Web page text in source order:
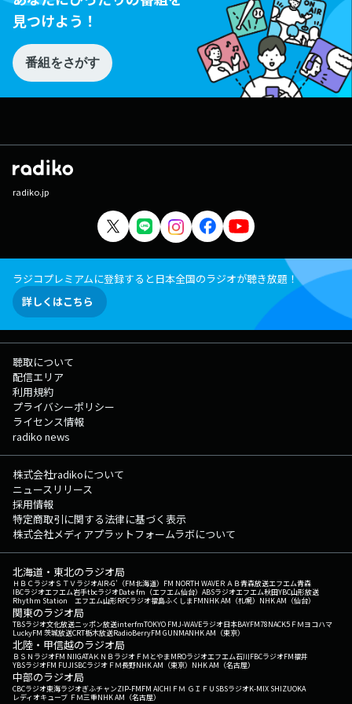
見つけよう！
番組をさがす
radiko.jp
ラジコプレミアムに登録すると日本全国のラジオが聴き放題！
詳しくはこちら
聴取について
配信エリア
利用規約
プライバシーポリシー
ライセンス情報
radiko news
株式会社radikoについて
ニュースリリース
採用情報
特定商取引に関する法律に基づく表示
株式会社メディアプラットフォームラボについて
北海道・東北のラジオ局
ＨＢＣラジオＳＴＶラジオAIR-G'（FM北海道） FM NORTH WAVEＲＡＢ青森放送エフエム青森
IBCラジオエフエム岩手tbcラジオDate fm（エフエム仙台） ABSラジオエフエム秋田YBC山形放送
Rhythm Station エフエム山形RFCラジオ福島ふくしまFMNHK AM（札幌） NHK AM（仙台）
関東のラジオ局
TBSラジオ文化放送ニッポン放送interfmTOKYO FMJ-WAVEラジオ日本BAYFM78NACK5 ＦＭヨコハマ
LuckyFM 茨城放送CRT栃木放送RadioBerryFM GUNMANHK AM（東京）
北陸・甲信越のラジオ局
ＢＳＮラジオFM NIIGATAＫＮＢラジオ ＦＭとやまMROラジオエフエム石川FBCラジオFM福井
YBSラジオFM FUJISBCラジオ ＦＭ長野NHK AM（東京） NHK AM（名古屋）
中部のラジオ局
CBCラジオ東海ラジオぎふチャンZIP-FMFM AICHI ＦＭ ＧＩＦＵ SBSラジオK-MIX SHIZUOKA
レディオキューブ ＦＭ三重NHK AM（名古屋）